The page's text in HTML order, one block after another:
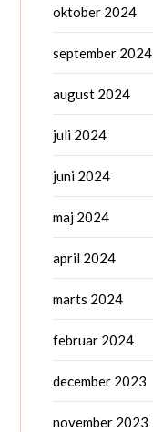
oktober 2024
september 2024
august 2024
juli 2024
juni 2024
maj 2024
april 2024
marts 2024
februar 2024
december 2023
november 2023